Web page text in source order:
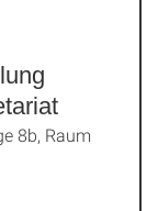
8b, Raum